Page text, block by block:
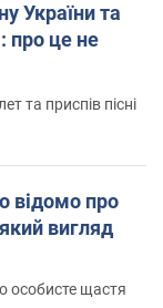
України та
про це не
та приспів пісні
відомо про
вигляд
особисте щастя